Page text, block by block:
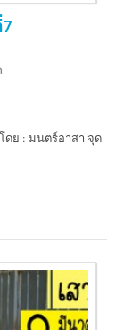
ดย : มนตร์อาสา จุด